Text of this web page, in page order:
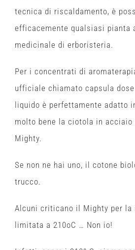
tecnica di riscaldamento, è
efficacemente qualsiasi pianta
medicinale di erboristeria.
Per i concentrati di
ufficiale chiamato capsula
liquido è perfettamente adatto
molto bene la ciotola in acciaio
Mighty.
Se non ne hai uno, il cotone
trucco.
Alcuni criticano il Mighty per la
limitata a 210oC … Non io!